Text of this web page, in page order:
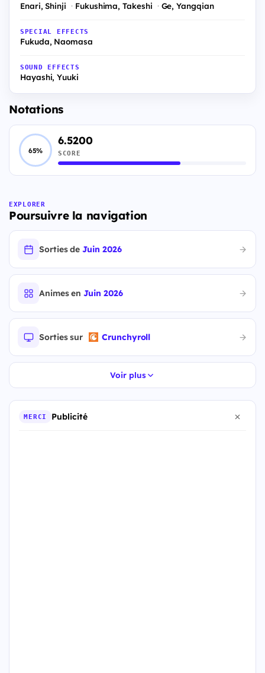
Enari, Shinji Fukushima, Takeshi Ge, Yangqian
SPECIAL EFFECTS
Fukuda, Naomasa
SOUND EFFECTS
Hayashi, Yuuki
Notations
65%
6.5200
SCORE
EXPLORER
Poursuivre la navigation
Sorties deJuin 2026
Animes enJuin 2026
Sorties sur Crunchyroll
Voir plus
MERCI Publicité